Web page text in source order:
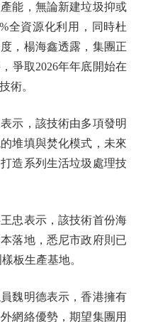
能，無論新建垃圾抑或
全資源化利用，同時杜
，楊海鑫透露，集團正
爭取2026年年底開始在
術。
，該技術由多項發明
堆填與焚化模式，未來
造系列生活垃圾處理技
表示，該技術首份海
落地，悉尼市政府則已
板生產基地。
明德表示，香港擁有
網絡優勢，期望集團用